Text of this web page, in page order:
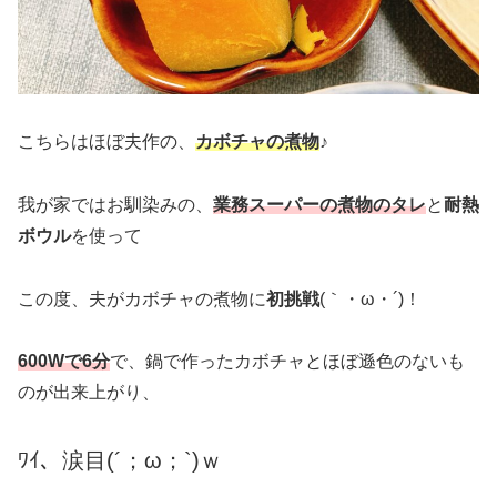
こちらはほぼ夫作の、 カボチャの煮物♪
我が家ではお馴染みの、 業務スーパーの煮物のタレと耐熱
ボウルを使って
この度、夫がカボチャの煮物に初挑戦(｀・ω・´)！
600Wで6分で、鍋で作ったカボチャとほぼ遜色のないも
のが出来上がり、
ﾜｲ、涙目(´；ω；`)ｗ